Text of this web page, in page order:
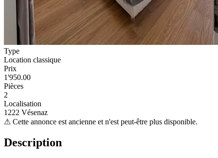
Type
Location classique
Prix
1'950.00
Pièces
2
Localisation
1222 Vésenaz
⚠ Cette annonce est ancienne et n'est peut-être plus disponible.
Description